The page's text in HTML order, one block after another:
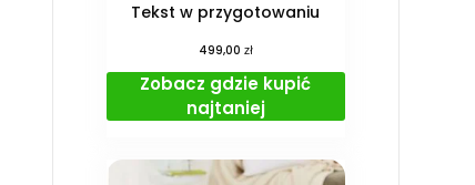
Tekst w przygotowaniu
499,00 zł
Zobacz gdzie kupić
najtaniej